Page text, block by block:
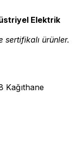
Elektrik
sertifikalı ürünler.
Kağıthane